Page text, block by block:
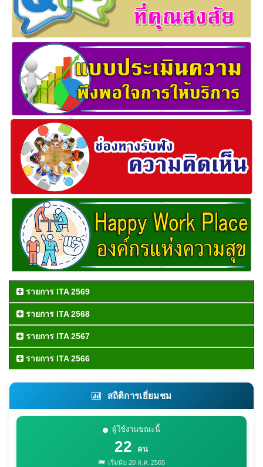
รายการ ITA 2569
รายการ ITA 2568
รายการ ITA 2567
รายการ ITA 2566
สถิติการเยี่ยมชม
ผู้ใช้งานขณะนี้
22 คน
เริ่มนับ 20 ส.ค. 2565